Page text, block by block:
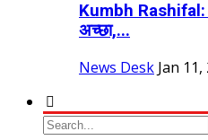
Kumbh Rashifal:
अच्छा,...
News Desk Jan 11,